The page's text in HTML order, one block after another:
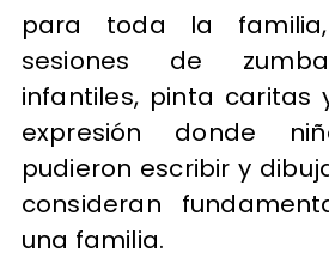
para toda la
sesiones de
infantiles, pinta caritas
expresión donde
pudieron escribir y
consideran
una familia.